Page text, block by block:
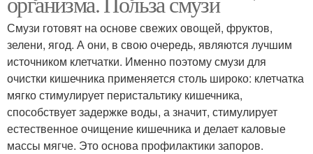
Смузи готовят на основе свежих овощей, фруктов,
зелени, ягод. А они, в свою очередь, являются лучшим
источником клетчатки. Именно поэтому смузи для
очистки кишечника применяется столь широко: клетчатка
мягко стимулирует перистальтику кишечника,
способствует задержке воды, а значит, стимулирует
естественное очищение кишечника и делает каловые
массы мягче. Это основа профилактики запоров.